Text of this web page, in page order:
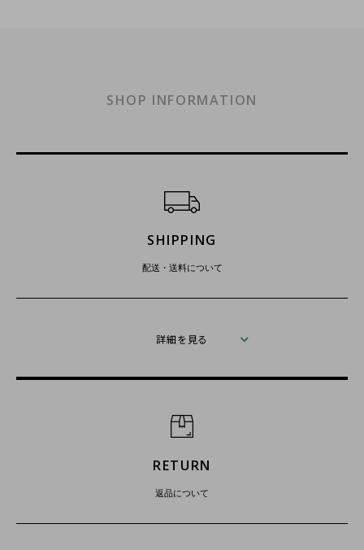
SHOP INFORMATION
SHIPPING
配送・送料について
詳細を見る
RETURN
返品について